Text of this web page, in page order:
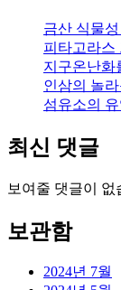
금산 식물
피타고라스
지구온난화
인삼의 놀
섬유소의 유
최신 댓글
보여줄 댓글이 없
보관함
2024년 7월